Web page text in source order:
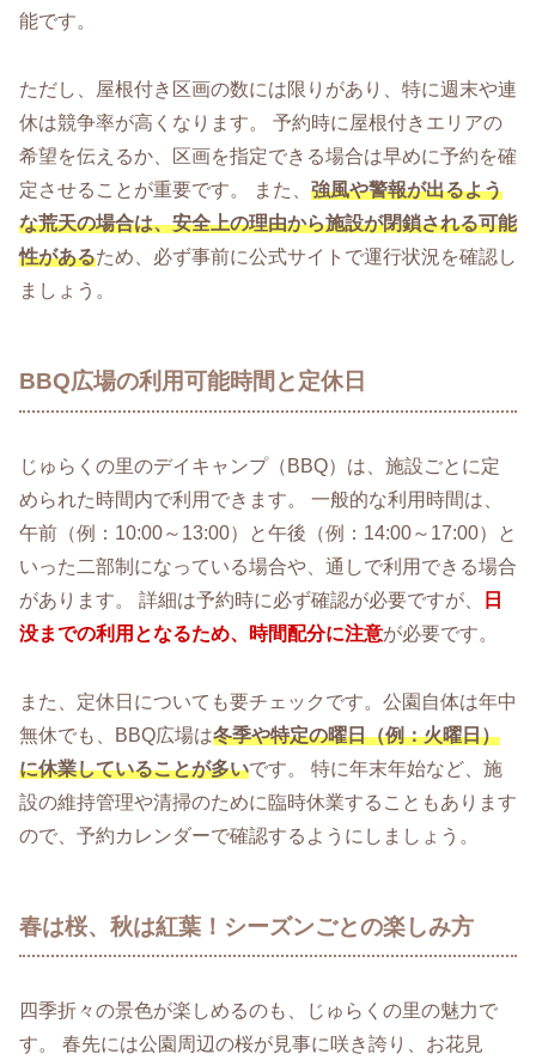
能です。
ただし、屋根付き区画の数には限りがあり、特に週末や連
休は競争率が高くなります。 予約時に屋根付きエリアの
希望を伝えるか、区画を指定できる場合は早めに予約を確
定させることが重要です。 また、 強風や警報が出るよう
な荒天の場合は、安全上の理由から施設が閉鎖される可能
性があるため、必ず事前に公式サイトで運行状況を確認し
ましょう。
BBQ広場の利用可能時間と定休日
じゅらくの里のデイキャンプ（BBQ）は、施設ごとに定
められた時間内で利用できます。 一般的な利用時間は、
午前（例：10:00～13:00）と午後（例：14:00～17:00）と
いった二部制になっている場合や、通しで利用できる場合
があります。 詳細は予約時に必ず確認が必要ですが、
日
没までの利用となるため、時間配分に注意が必要です。
また、定休日についても要チェックです。公園自体は年中
無休でも、BBQ広場は冬季や特定の曜日（例：火曜日）
に休業していることが多いです。 特に年末年始など、施
設の維持管理や清掃のために臨時休業することもあります
ので、予約カレンダーで確認するようにしましょう。
春は桜、秋は紅葉！シーズンごとの楽しみ方
四季折々の景色が楽しめるのも、じゅらくの里の魅力で
す。 春先には公園周辺の桜が見事に咲き誇り、お花見